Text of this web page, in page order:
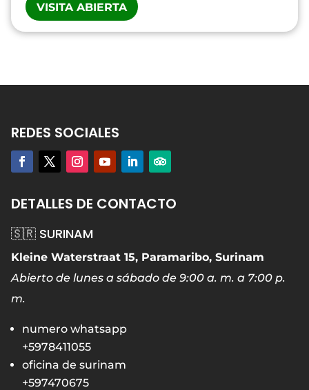
VISITA ABIERTA
REDES SOCIALES
DETALLES DE CONTACTO
🇸🇷 SURINAM
Kleine Waterstraat 15, Paramaribo, Surinam
Abierto de lunes a sábado de 9:00 a. m. a 7:00 p.
m.
numero whatsapp
+5978411055
oficina de surinam
+597470675